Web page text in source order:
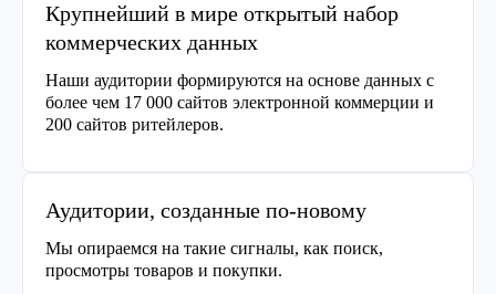
Крупнейший в мире открытый набор
коммерческих данных
Наши аудитории формируются на основе данных с
более чем 17 000 сайтов электронной коммерции и
200 сайтов ритейлеров.
Аудитории, созданные по-новому
Мы опираемся на такие сигналы, как поиск,
просмотры товаров и покупки.